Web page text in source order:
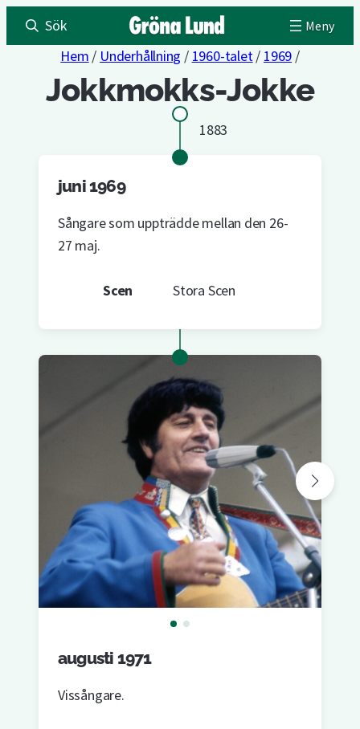
Sök
Hem / Underhållning / 1960-talet/ 1969 /
Jokkmokks-Jokke
1883
juni 1969
Sångare som uppträdde mellan den 26-
27 maj.
Scen Stora Scen
augusti 1971
Vissångare.